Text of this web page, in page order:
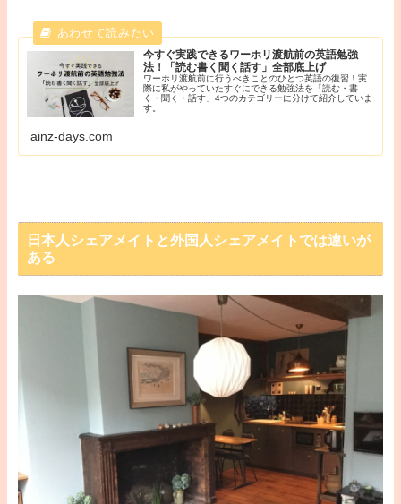
今すぐ実践できるワーホリ渡航前の英語勉強
法！「読む書く聞く話す」全部底上げ
ワーホリ渡航前に行うべきことのひとつ英語の復習！実
際に私がやっていたすぐにできる勉強法を「読む・書
く・聞く・話す」4つのカテゴリーに分けて紹介していま
す。
ainz-days.com
日本人シェアメイトと外国人シェアメイトでは違いが
ある